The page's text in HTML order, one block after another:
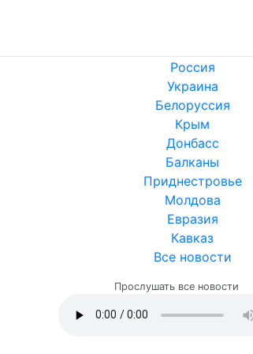
Россия
Украина
Белоруссия
Крым
Донбасс
Балканы
Приднестровье
Молдова
Евразия
Кавказ
Все новости
Прослушать все новости